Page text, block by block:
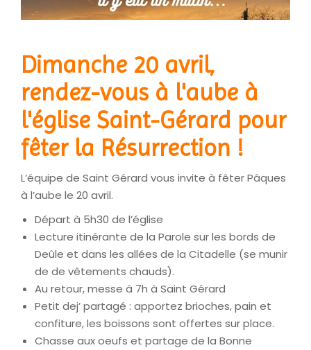
Dimanche 20 avril,
rendez-vous à l'aube à
l'église Saint-Gérard pour
fêter la Résurrection !
L’équipe de Saint Gérard vous invite à fêter Pâques
à l’aube le 20 avril.
Départ à 5h30 de l’église
Lecture itinérante de la Parole sur les bords de
Deûle et dans les allées de la Citadelle (se munir
de de vêtements chauds).
Au retour, messe à 7h à Saint Gérard
Petit dej’ partagé : apportez brioches, pain et
confiture, les boissons sont offertes sur place.
Chasse aux oeufs et partage de la Bonne